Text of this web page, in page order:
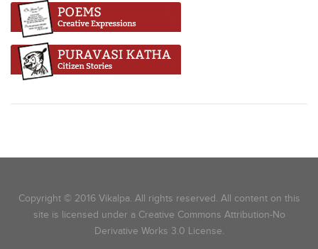
Copyright © 2016 Vikalpa. All rights reserved. All content on this
site is licensed under a Creative Commons Attribution-No
Derivative Works 3.0 License.